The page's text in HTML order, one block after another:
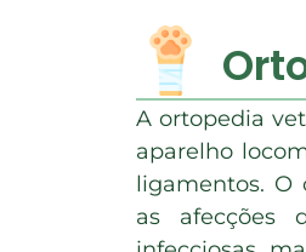
A ortopedia
aparelho
ligamentos. O
as afecções